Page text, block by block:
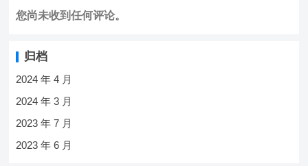
您尚未收到任何评论。
归档
2024 年 4 月
2024 年 3 月
2023 年 7 月
2023 年 6 月